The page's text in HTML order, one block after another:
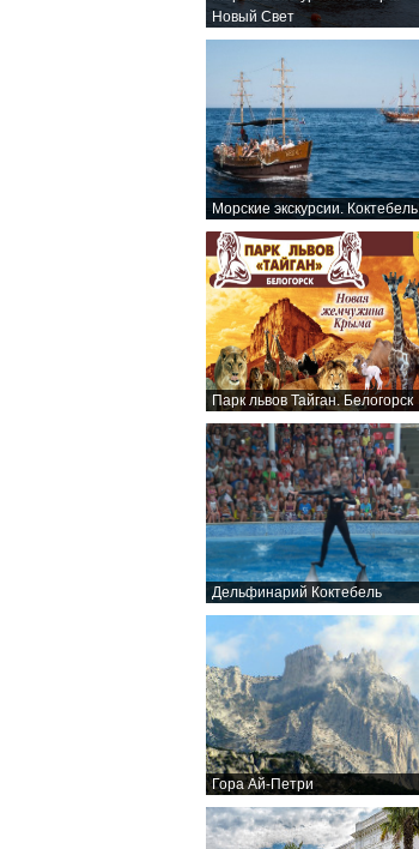
Новый Свет
Морские экскурсии. Коктебель
Парк львов Тайган. Белогорск
Дельфинарий Коктебель
Гора Ай-Петри